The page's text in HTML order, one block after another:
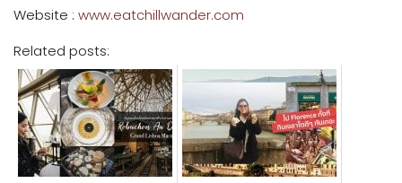
Website : www.eatchillwander.com
Related posts: